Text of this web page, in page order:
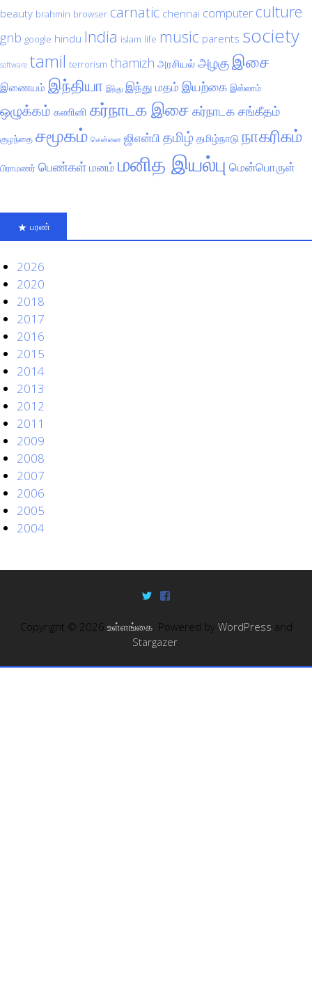
beauty brahmin browser carnatic chennai computer culture
gnb google hindu India islam life music parents society
software tamil terrorism thamizh அரசியல் அழகுஇசை
இணையம் இந்தியா இந்து இந்து மதம் இயற்கை இஸ்லாம்
ஒழுக்கம் கணினி கர்நாடக இசை கர்நாடக சங்கீதம்
குழந்தை சமூகம் சென்னை ஜிஎன்பி தமிழ் தமிழ்நாடு நாகரிகம்
பிராமணர் பெண்கள்மனம் மனித இயல்பு மென்பொருள்
பரண்
2026
2020
2018
2017
2016
2015
2014
2013
2012
2011
2009
2008
2007
2006
2005
2004
Copyright © 2026 உள்ளங்கை. Powered by WordPress and
Stargazer.